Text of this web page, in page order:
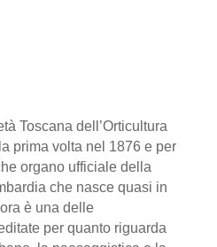
Toscana dell’Orticultura
prima volta nel 1876 e per
organo ufficiale della
che nasce quasi in
è una delle
per quanto riguarda